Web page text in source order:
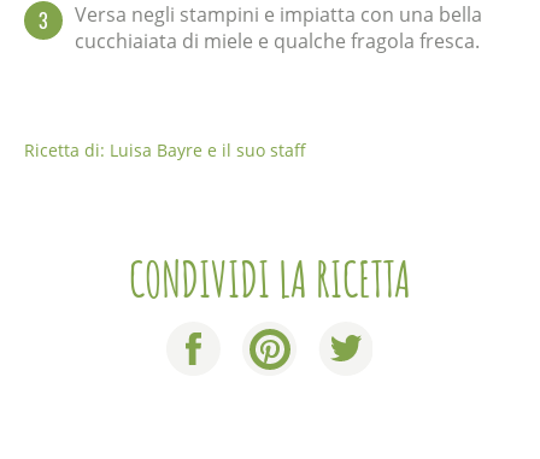
3
Versa negli stampini e impiatta con una bella
cucchiaiata di miele e qualche fragola fresca.
Ricetta di: Luisa Bayre e il suo staff
CONDIVIDI LA RICETTA